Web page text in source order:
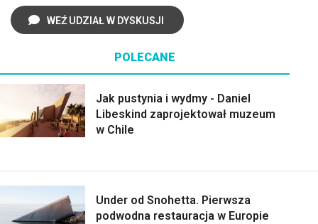
WEŹ UDZIAŁ W DYSKUSJI
POLECANE
Jak pustynia i wydmy - Daniel
Libeskind zaprojektował muzeum
w Chile
Under od Snohetta. Pierwsza
podwodna restauracja w Europie